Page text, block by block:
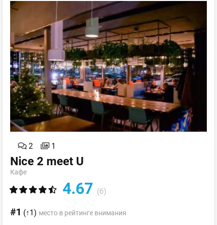
2 1
Nice 2 meet U
Кафе
4.67 (6)
#1 (↑1) место в рейтинге внимания